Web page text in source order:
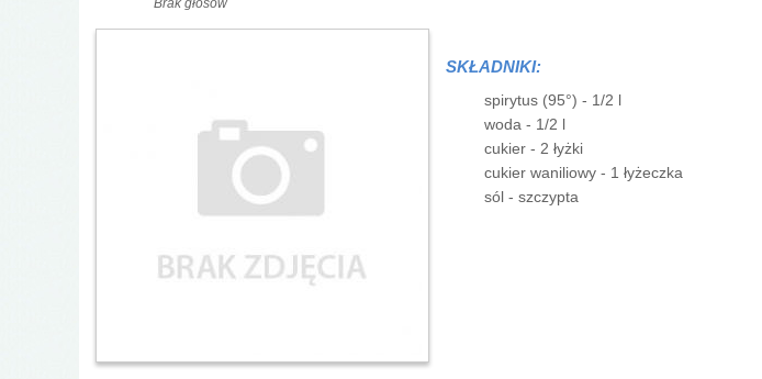
SKŁADNIKI:
spirytus (95°) - 1/2 l
woda - 1/2 l
cukier - 2 łyżki
cukier waniliowy - 1 łyżeczka
sól - szczypta